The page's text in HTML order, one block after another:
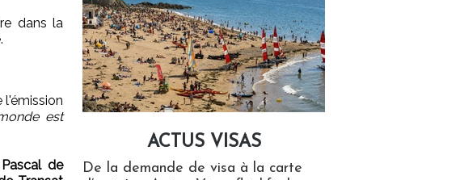
dans la
l'émission
est
Pascal de
ACTUS VISAS
De la demande de visa à la carte